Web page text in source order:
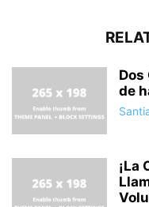
de
¡La